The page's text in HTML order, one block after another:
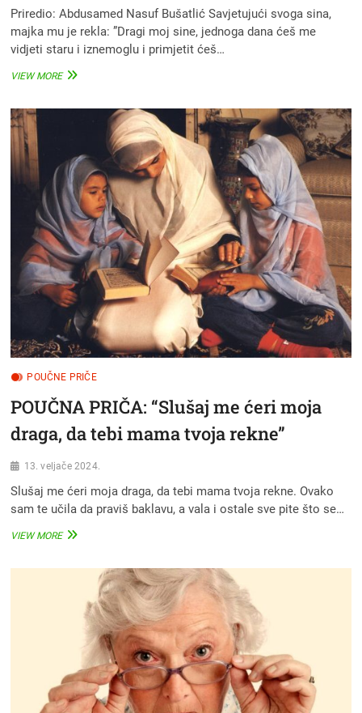
Priredio: Abdusamed Nasuf Bušatlić Savjetujući svoga sina,
majka mu je rekla: ”Dragi moj sine, jednoga dana ćeš me
vidjeti staru i iznemoglu i primjetit ćeš…
VIEW MOREPROČITAJTE
SINU:”SINE
MOJ,
BUDI
UZ
MENE!”
POUČNE PRIČE
POUČNA PRIČA: “Slušaj me ćeri moja
draga, da tebi mama tvoja rekne”
13. veljače 2024.
Slušaj me ćeri moja draga, da tebi mama tvoja rekne. Ovako
sam te učila da praviš baklavu, a vala i ostale sve pite što se…
VIEW MOREPOUČNA
MOJA
DRAGA,
TVOJA
REKNE”